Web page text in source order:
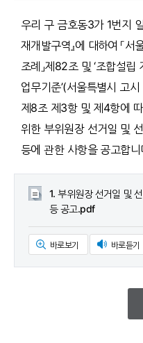
우리 구 금호동3가 1번지
재개발구역』에 대하여 「
조례」제82조 및 ‘조합설립
업무기준’(서울특별시 고
제8조 제3항 및 제4항에
위한 부위원장 선거일 및
등에 관한 사항을 공고합니
1. 부위원장 선거일 및
등 공고.pdf
바로보기 바로듣기